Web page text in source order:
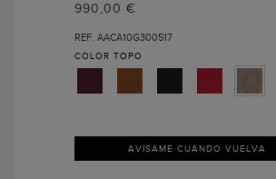
990,00 €
REF. AACA10G300517
COLOR TOPO
AVÍSAME CUANDO VUELVA